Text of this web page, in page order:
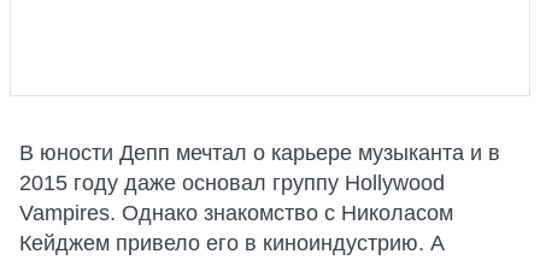
В юности Депп мечтал о карьере музыканта и в
2015 году даже основал группу Hollywood
Vampires. Однако знакомство с Николасом
Кейджем привело его в киноиндустрию. А